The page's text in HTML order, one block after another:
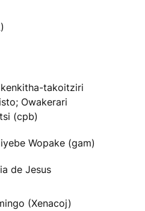
takoitziri
Owakerari
(cpb)
Wopake (gam)
de Jesus
(Xenacoj)